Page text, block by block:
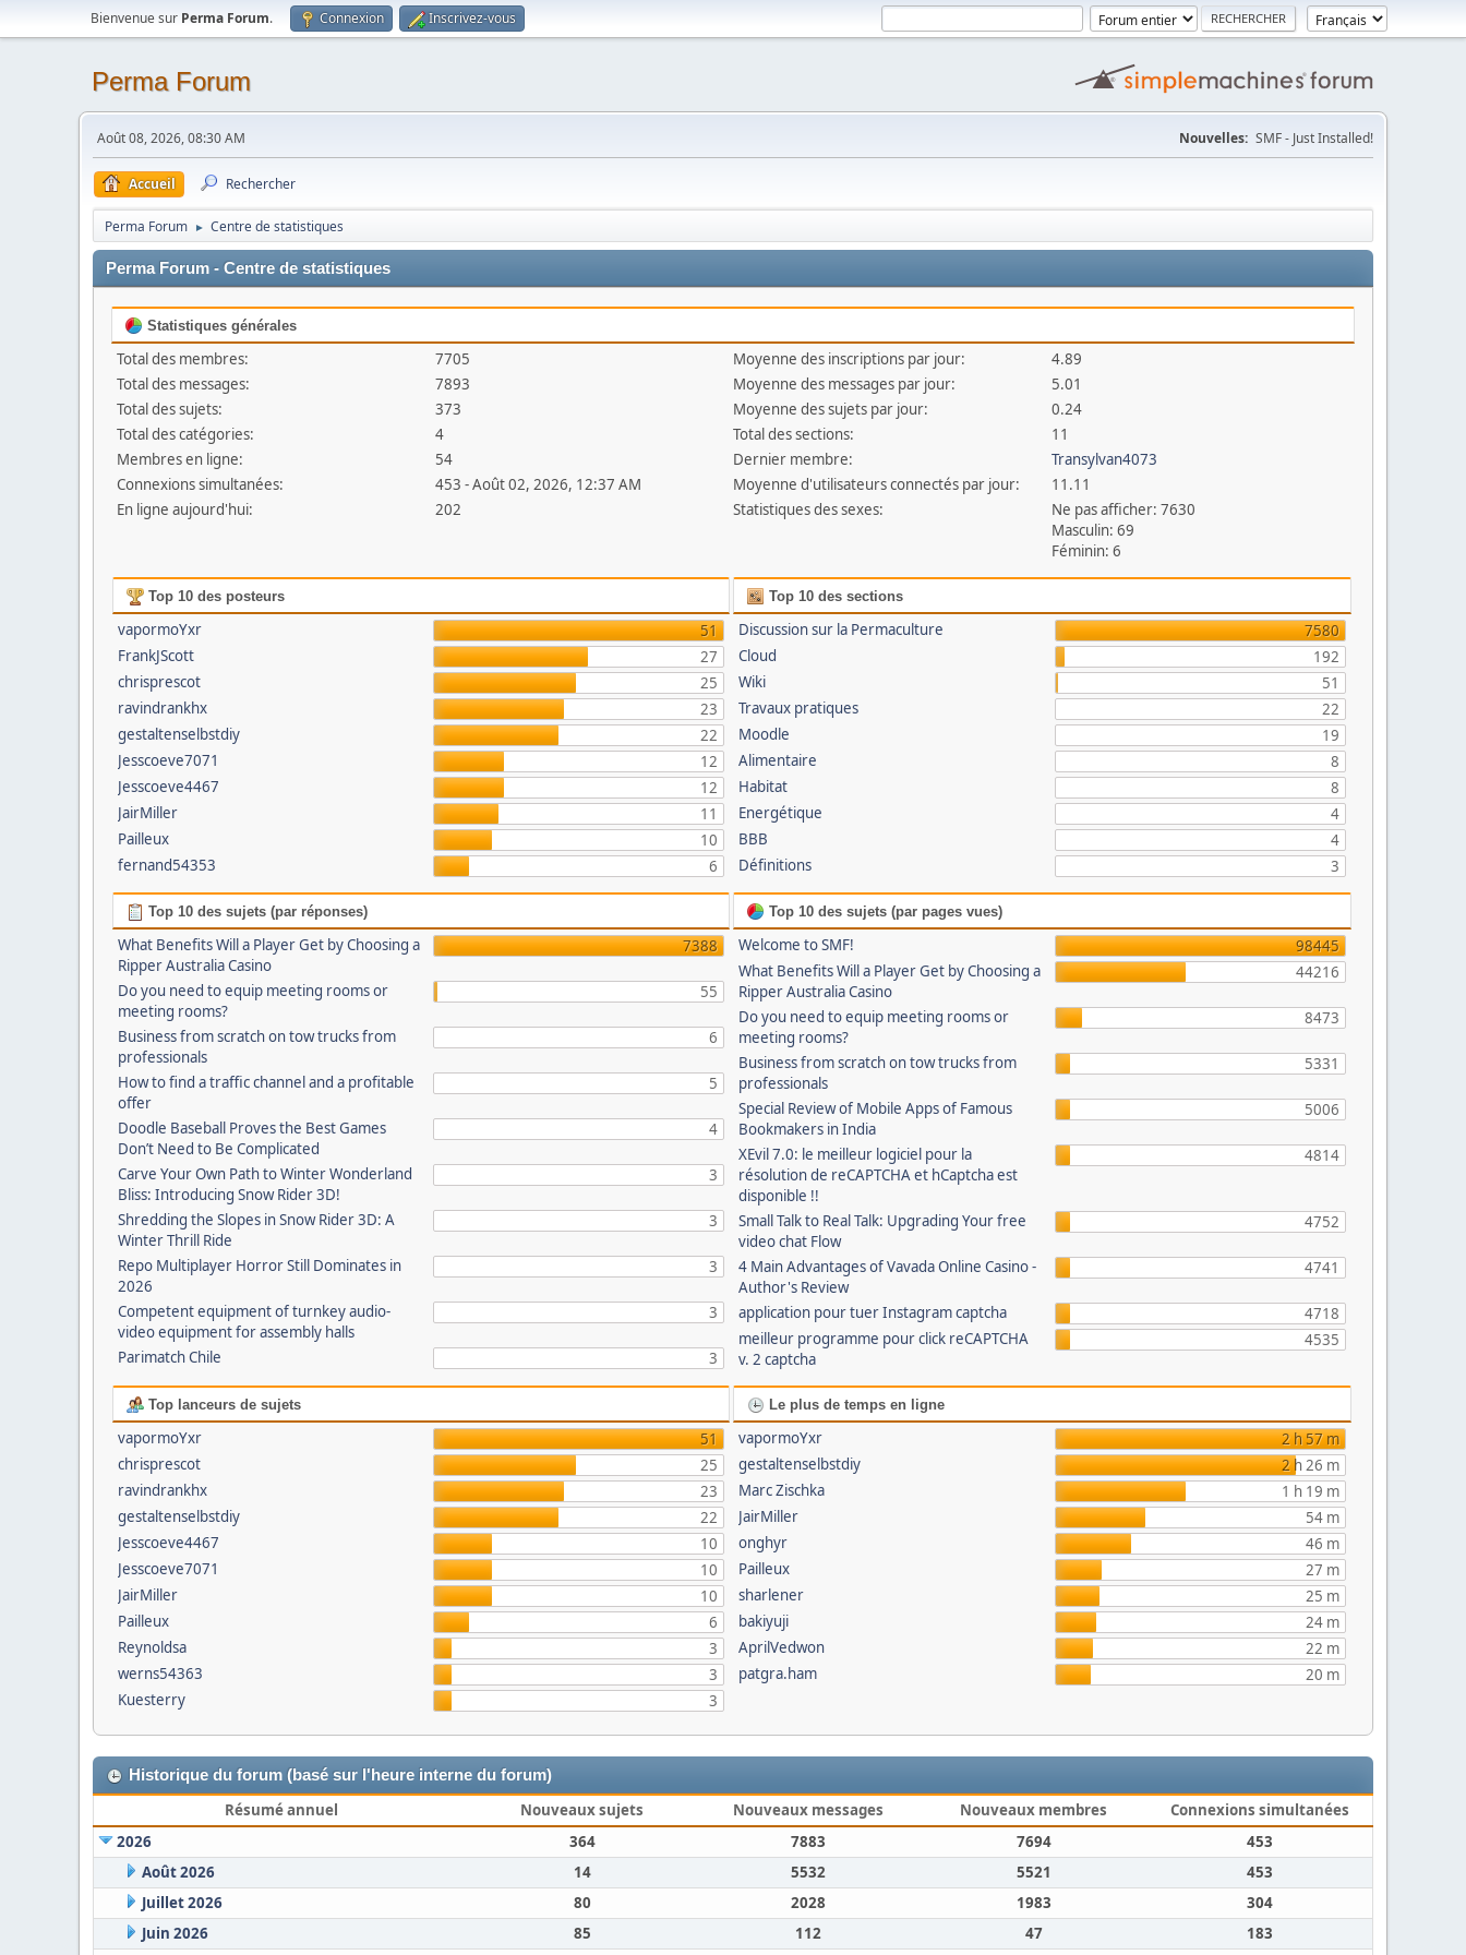
Bienvenue sur Perma Forum. Connexion Inscrivez-vous
Perma Forum
Août 08, 2026, 08:30 AM Nouvelles: SMF - Just Installed!
Accueil Rechercher
Perma Forum ► Centre de statistiques
Perma Forum - Centre de statistiques
Statistiques générales
Total des membres:
7705
Total des messages:
7893
Total des sujets:
373
Total des catégories:
4
Membres en ligne:
54
Connexions simultanées:
453 - Août 02, 2026, 12:37 AM
En ligne aujourd'hui:
202
Moyenne des inscriptions par jour:
4.89
Moyenne des messages par jour:
5.01
Moyenne des sujets par jour:
0.24
Total des sections:
11
Dernier membre:
Transylvan4073
Moyenne d'utilisateurs connectés par jour:
11.11
Statistiques des sexes:
Ne pas afficher: 7630
Masculin: 69
Féminin: 6
Top 10 des posteurs
vapormoYxr
51
FrankJScott
27
chrisprescot
25
ravindrankhx
23
gestaltenselbstdiy
22
Jesscoeve7071
12
Jesscoeve4467
12
JairMiller
11
Pailleux
10
fernand54353
6
Top 10 des sections
Discussion sur la Permaculture
7580
Cloud
192
Wiki
51
Travaux pratiques
22
Moodle
19
Alimentaire
8
Habitat
8
Energétique
4
BBB
4
Définitions
3
Top 10 des sujets (par réponses)
What Benefits Will a Player Get by Choosing a
Ripper Australia Casino
7388
Do you need to equip meeting rooms or
meeting rooms?
55
Business from scratch on tow trucks from
professionals
6
How to find a traffic channel and a profitable
offer
5
Doodle Baseball Proves the Best Games
Don’t Need to Be Complicated
4
Carve Your Own Path to Winter Wonderland
Bliss: Introducing Snow Rider 3D!
3
Shredding the Slopes in Snow Rider 3D: A
Winter Thrill Ride
3
Repo Multiplayer Horror Still Dominates in
2026
3
Competent equipment of turnkey audio-
video equipment for assembly halls
3
Parimatch Chile 3
Top 10 des sujets (par pages vues)
Welcome to SMF!
98445
What Benefits Will a Player Get by Choosing a
Ripper Australia Casino
44216
Do you need to equip meeting rooms or
meeting rooms?
8473
Business from scratch on tow trucks from
professionals
5331
Special Review of Mobile Apps of Famous
Bookmakers in India
5006
XEvil 7.0: le meilleur logiciel pour la
résolution de reCAPTCHA et hCaptcha est
disponible !!
4814
Small Talk to Real Talk: Upgrading Your free
video chat Flow
4752
4 Main Advantages of Vavada Online Casino -
Author's Review
4741
application pour tuer Instagram captcha
4718
meilleur programme pour click reCAPTCHA
v. 2 captcha
4535
Top lanceurs de sujets
vapormoYxr
51
chrisprescot
25
ravindrankhx
23
gestaltenselbstdiy
22
Jesscoeve4467
10
Jesscoeve7071
10
JairMiller
10
Pailleux
6
Reynoldsa
3
werns54363
3
Kuesterry
3
Le plus de temps en ligne
vapormoYxr
2 h 57 m
gestaltenselbstdiy
2 h 26 m
Marc Zischka
1 h 19 m
JairMiller
54 m
onghyr
46 m
Pailleux
27 m
sharlener
25 m
bakiyuji
24 m
AprilVedwon
22 m
patgra.ham
20 m
Historique du forum (basé sur l'heure interne du forum)
Résumé annuel Nouveaux sujets Nouveaux messages Nouveaux membres
Connexions simultanées
2026
364 7883 7694
453
Août 2026
14 5532 5521
453
Juillet 2026
80 2028 1983
304
Juin 2026
85 112 47
183